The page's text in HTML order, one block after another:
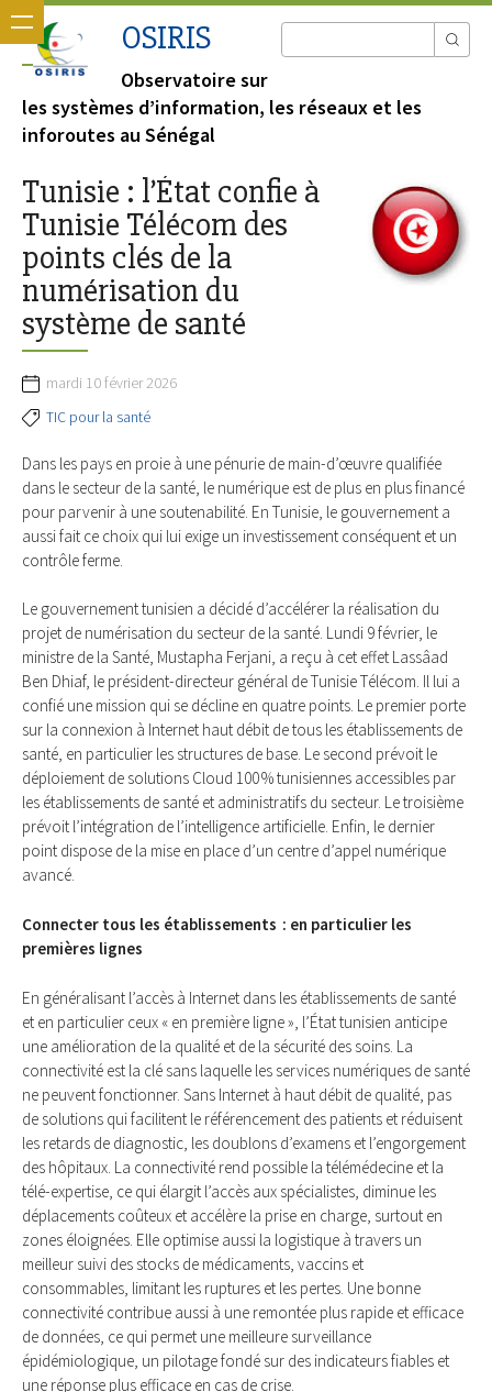
OSIRIS
Observatoire sur
les systèmes d’information, les réseaux et les
inforoutes au Sénégal
Tunisie : l’État confie à
Tunisie Télécom des
points clés de la
numérisation du
système de santé
mardi 10 février 2026
TIC pour la santé
Dans les pays en proie à une pénurie de main-d’œuvre qualifiée
dans le secteur de la santé, le numérique est de plus en plus financé
pour parvenir à une soutenabilité. En Tunisie, le gouvernement a
aussi fait ce choix qui lui exige un investissement conséquent et un
contrôle ferme.
Le gouvernement tunisien a décidé d’accélérer la réalisation du
projet de numérisation du secteur de la santé. Lundi 9 février, le
ministre de la Santé, Mustapha Ferjani, a reçu à cet effet Lassâad
Ben Dhiaf, le président-directeur général de Tunisie Télécom. Il lui a
confié une mission qui se décline en quatre points. Le premier porte
sur la connexion à Internet haut débit de tous les établissements de
santé, en particulier les structures de base. Le second prévoit le
déploiement de solutions Cloud 100 % tunisiennes accessibles par
les établissements de santé et administratifs du secteur. Le troisième
prévoit l’intégration de l’intelligence artificielle. Enfin, le dernier
point dispose de la mise en place d’un centre d’appel numérique
avancé.
Connecter tous les établissements : en particulier les
premières lignes
En généralisant l’accès à Internet dans les établissements de santé
et en particulier ceux « en première ligne », l’État tunisien anticipe
une amélioration de la qualité et de la sécurité des soins. La
connectivité est la clé sans laquelle les services numériques de santé
ne peuvent fonctionner. Sans Internet à haut débit de qualité, pas
de solutions qui facilitent le référencement des patients et réduisent
les retards de diagnostic, les doublons d’examens et l’engorgement
des hôpitaux. La connectivité rend possible la télémédecine et la
télé-expertise, ce qui élargit l’accès aux spécialistes, diminue les
déplacements coûteux et accélère la prise en charge, surtout en
zones éloignées. Elle optimise aussi la logistique à travers un
meilleur suivi des stocks de médicaments, vaccins et
consommables, limitant les ruptures et les pertes. Une bonne
connectivité contribue aussi à une remontée plus rapide et efficace
de données, ce qui permet une meilleure surveillance
épidémiologique, un pilotage fondé sur des indicateurs fiables et
une réponse plus efficace en cas de crise.